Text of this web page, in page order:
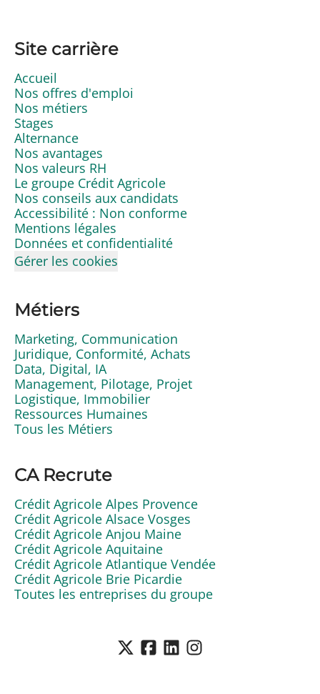
Site carrière
Accueil
Nos offres d'emploi
Nos métiers
Stages
Alternance
Nos avantages
Nos valeurs RH
Le groupe Crédit Agricole
Nos conseils aux candidats
Accessibilité : Non conforme
Mentions légales
Données et confidentialité
Gérer les cookies
Métiers
Marketing, Communication
Juridique, Conformité, Achats
Data, Digital, IA
Management, Pilotage, Projet
Logistique, Immobilier
Ressources Humaines
Tous les Métiers
CA Recrute
Crédit Agricole Alpes Provence
Crédit Agricole Alsace Vosges
Crédit Agricole Anjou Maine
Crédit Agricole Aquitaine
Crédit Agricole Atlantique Vendée
Crédit Agricole Brie Picardie
Toutes les entreprises du groupe